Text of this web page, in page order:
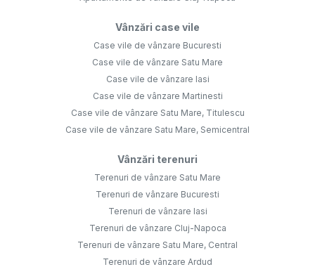
Vânzări case vile
Case vile de vânzare Bucuresti
Case vile de vânzare Satu Mare
Case vile de vânzare Iasi
Case vile de vânzare Martinesti
Case vile de vânzare Satu Mare, Titulescu
Case vile de vânzare Satu Mare, Semicentral
Vânzări terenuri
Terenuri de vânzare Satu Mare
Terenuri de vânzare Bucuresti
Terenuri de vânzare Iasi
Terenuri de vânzare Cluj-Napoca
Terenuri de vânzare Satu Mare, Central
Terenuri de vânzare Ardud